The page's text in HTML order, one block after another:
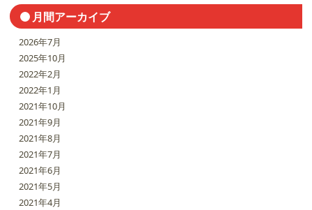
月間アーカイブ
2026年7月
2025年10月
2022年2月
2022年1月
2021年10月
2021年9月
2021年8月
2021年7月
2021年6月
2021年5月
2021年4月